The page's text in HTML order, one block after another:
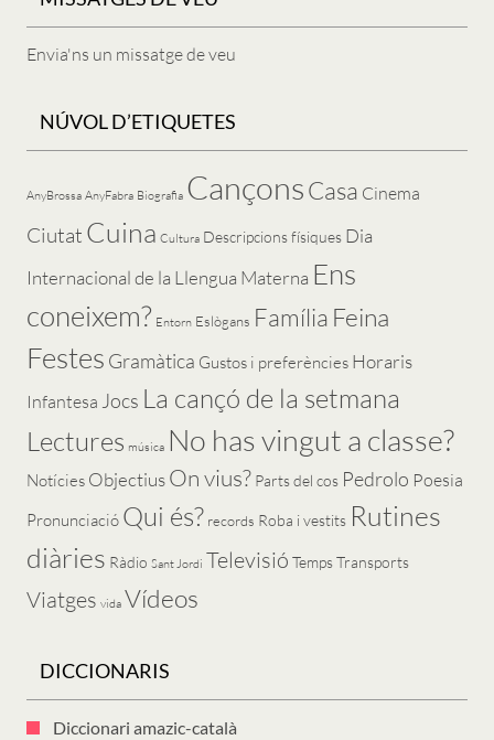
Envia'ns un missatge de veu
NÚVOL D’ETIQUETES
AnyBrossa AnyFabra Biografia CançonsCasa Cinema
Ciutat Cuina Cultura Descripcions físiques Dia
Internacional de la Llengua Materna Ens
coneixem? Entorn Eslògans Família Feina
Festes Gramàtica Gustos i preferències Horaris
Infantesa Jocs La cançó de la setmana
Lectures música No has vingut a classe?
Notícies ObjectiusOn vius? Parts del cos Pedrolo Poesia
Pronunciació Qui és? records Roba i vestits Rutines
diàries Ràdio Sant Jordi Televisió TempsTransports
Viatges vida Vídeos
DICCIONARIS
Diccionari amazic-català